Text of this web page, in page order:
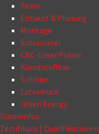
Team
Entwurf & Planung
Montage
Schlosserei
CNC-Laser/Fräser
Kunststoffbau
Schilder
Latexdruck
Green Energy
Dateninfos
Zertifikate | Qualifikationen